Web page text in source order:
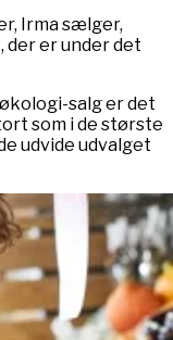
Irma sælger,
er under det
salg er det
som i de største
udvide udvalget